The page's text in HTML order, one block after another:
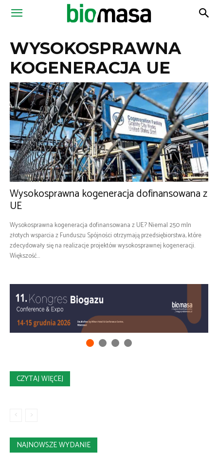
Magazyn
WYSOKOSPRAWNA
KOGENERACJA UE
Wysokosprawna kogeneracja dofinansowana z
UE
Wysokosprawna kogeneracja dofinansowana z UE? Niemal 250 mln
złotych wsparcia z Funduszu Spójności otrzymają przedsiębiorstwa, które
zdecydowały się na realizacje projektów wysokosprawnej kogeneracji.
Większość...
CZYTAJ WIĘCEJ
NAJNOWSZE WYDANIE